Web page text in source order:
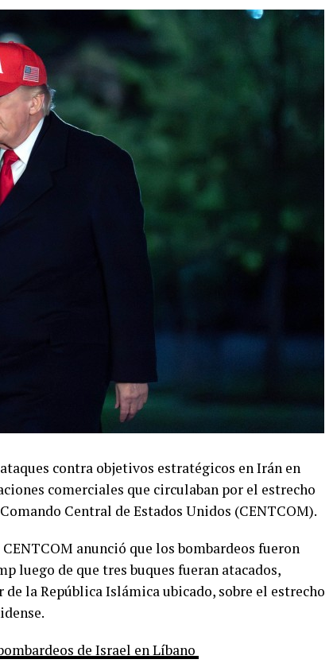
contra objetivos estratégicos en Irán en
comerciales que circulaban por el estrecho
Central de Estados Unidos (CENTCOM).
anunció que los bombardeos fueron
luego de que tres buques fueran atacados,
la República Islámica ubicado, sobre el estrecho
de Israel en Líbano